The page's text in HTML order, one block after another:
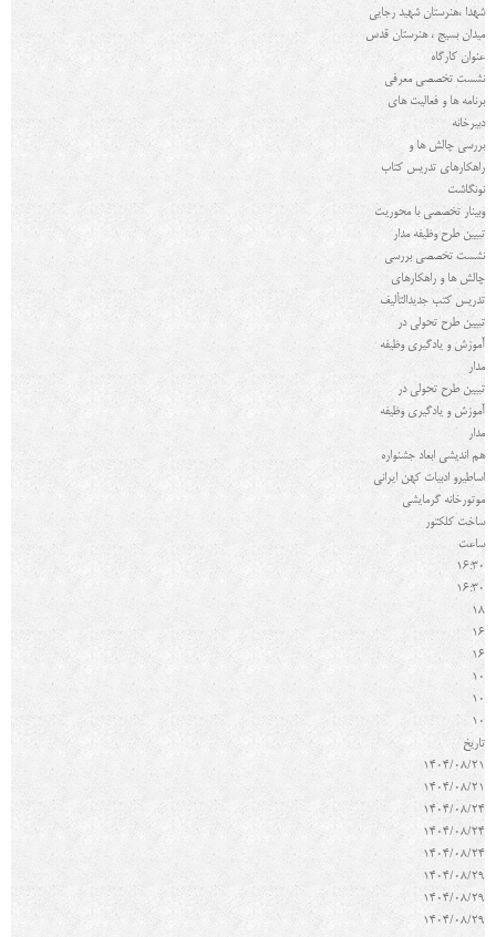
شهدا ،هنرستان شهید رجایی
میدان بسیج ، هنرستان قدس
عنوان کارگاه
نشست تخصصی معرفی
برنامه ها و فعالیت های
دبیرخانه
بررسی چالش ها و
راهکارهای تدریس کتاب
نونگاشت
وبینار تخصصی با محوریت
تبیین طرح وظیفه مدار
نشست تخصصی بررسی
چالش ها و راهکارهای
تدریس کتب جدیدالتألیف
تبیین طرح تحولی در
آموزش و یادگیری وظیفه
مدار
تبیین طرح تحولی در
آموزش و یادگیری وظیفه
مدار
هم اندیشی ابعاد جشنواره
اساطیرو ادبیات کهن ایرانی
موتورخانه گرمایشی
ساخت کلکتور
ساعت
16:30
16:30
18
16
16
10
10
10
تاريخ
1404/08/21
1404/08/21
1404/08/24
1404/08/24
1404/08/24
1404/08/29
1404/08/29
1404/08/29